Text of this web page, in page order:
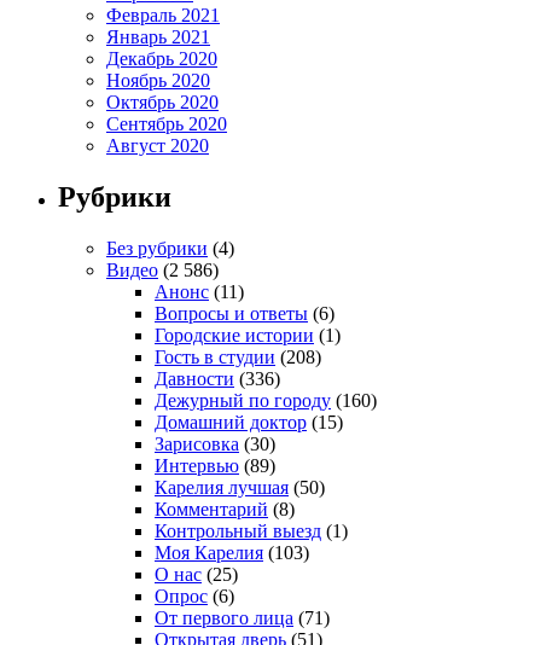
Февраль 2021
Январь 2021
Декабрь 2020
Ноябрь 2020
Октябрь 2020
Сентябрь 2020
Август 2020
Рубрики
Без рубрики (4)
Видео (2 586)
Анонс (11)
Вопросы и ответы (6)
Городские истории (1)
Гость в студии (208)
Давности (336)
Дежурный по городу (160)
Домашний доктор (15)
Зарисовка (30)
Интервью (89)
Карелия лучшая (50)
Комментарий (8)
Контрольный выезд (1)
Моя Карелия (103)
О нас (25)
Опрос (6)
От первого лица (71)
Открытая дверь (51)